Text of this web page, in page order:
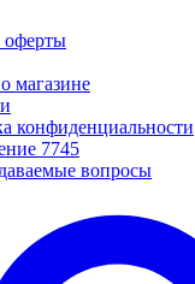
оферты
магазине
конфиденциальности
7745
вопросы